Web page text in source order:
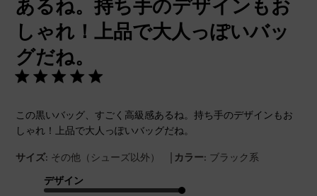
あるね。持ち手のデザインもお
しゃれ！上品で大人っぽいバッ
グだね。
この黒いバッグ、すごく高級感あるね。持ち手のデザインもお
しゃれ！上品で大人っぽいバッグだね。
サイズ: その他（シューズ以外） | カラー: ブラック系
デザイン